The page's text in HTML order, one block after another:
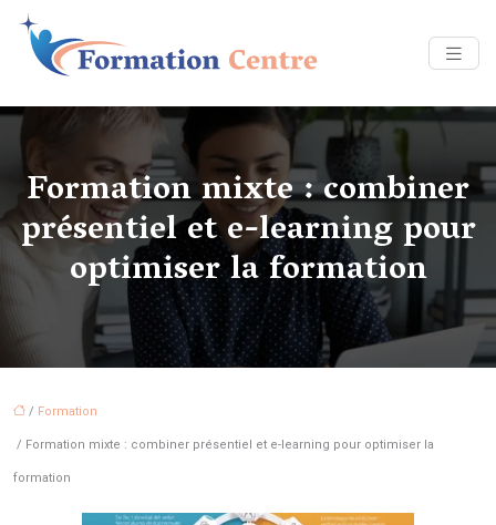
Formation mixte : combiner
présentiel et e-learning pour
optimiser la formation
/ Formation
/ Formation mixte : combiner présentiel et e-learning pour optimiser la
formation